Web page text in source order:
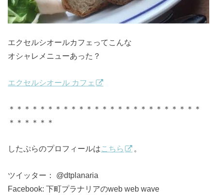
エクセルシオールカフェってこんな
オシャレメニューあった？
エクセルシオール カフェ
＊＊＊＊＊＊＊＊＊＊＊＊＊＊＊＊＊＊＊＊＊＊＊＊＊
＊＊＊＊＊＊
したぷらのプロフィールはこちら 。
ツイッター： @dtplanaria
Facebook: 下町プラナリアのweb web wave